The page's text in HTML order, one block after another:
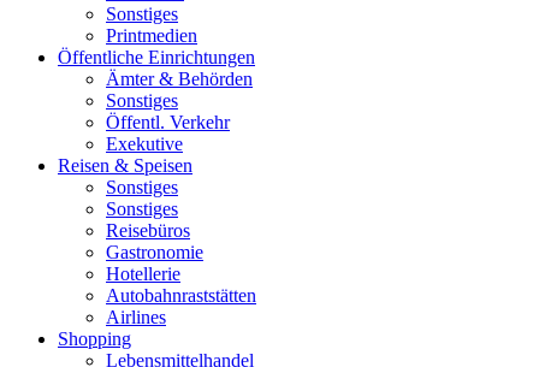
Sonstiges
Printmedien
Öffentliche Einrichtungen
Ämter & Behörden
Sonstiges
Öffentl. Verkehr
Exekutive
Reisen & Speisen
Sonstiges
Sonstiges
Reisebüros
Gastronomie
Hotellerie
Autobahnraststätten
Airlines
Shopping
Lebensmittelhandel